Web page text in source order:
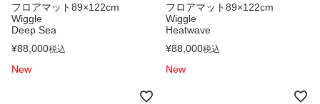
フロアマット89×122cm
Wiggle
Deep Sea
¥88,000税込
New
フロアマット89×122cm
Wiggle
Heatwave
¥88,000税込
New